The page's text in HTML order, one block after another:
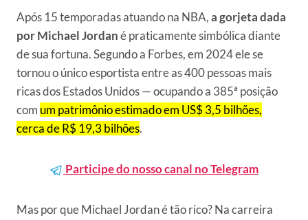
Após 15 temporadas atuando na NBA,a gorjeta dada
por Michael Jordané praticamente simbólica diante
de sua fortuna. Segundo a Forbes, em 2024 ele se
tornou o único esportista entre as 400 pessoas mais
ricas dos Estados Unidos — ocupando a 385ª posição
com um patrimônio estimado em US$ 3,5 bilhões,
cerca de R$ 19,3 bilhões.
Participe do nosso canal no Telegram
Mas por que Michael Jordan é tão rico? Na carreira